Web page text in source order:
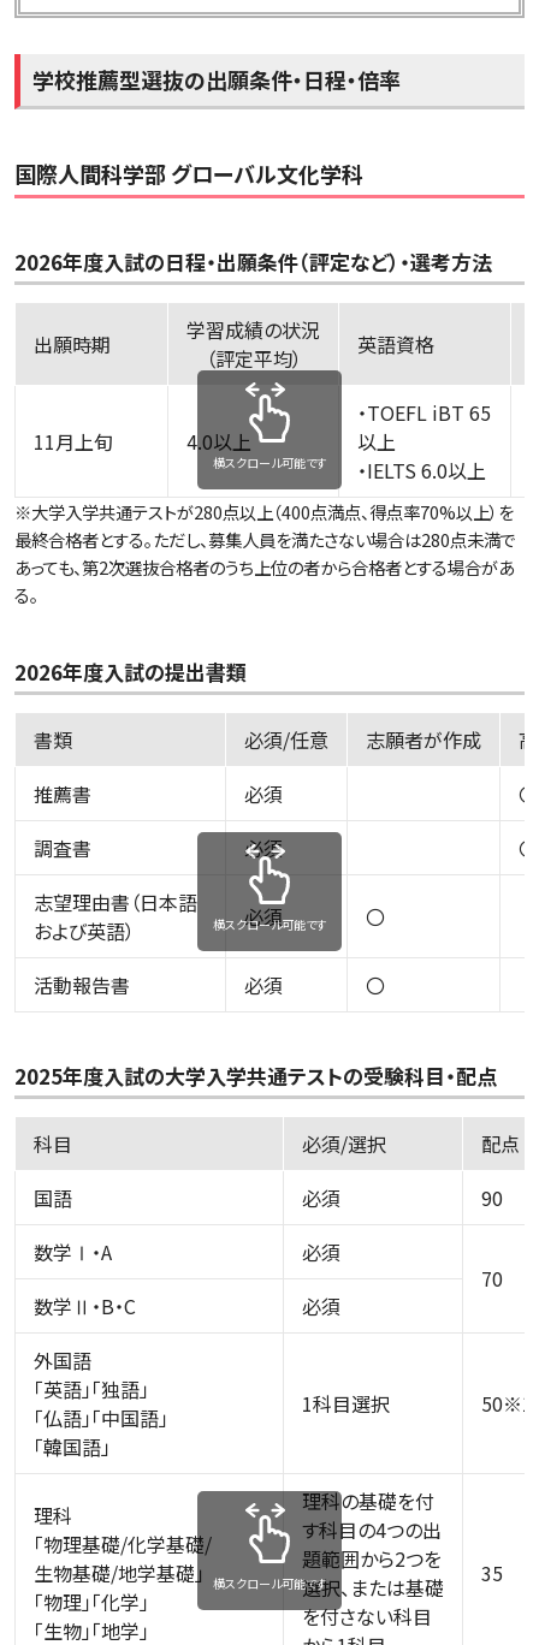
学校推薦型選抜の出願条件・日程・倍率
国際人間科学部 グローバル文化学科
2026年度入試の日程・出願条件（評定など）・選考方法
出願時期
学習成績の状況
（評定平均）
英語資格
11月上旬 4.0以上
・TOEFL iBT 65
以上
・IELTS 6.0以上
横スクロール可能です
※大学入学共通テストが280点以上（400点満点、得点率70%以上）を
最終合格者とする。ただし、募集人員を満たさない場合は280点未満で
あっても、第2次選抜合格者のうち上位の者から合格者とする場合があ
る。
2026年度入試の提出書類
書類 必須/任意 志願者が作成
推薦書
必須
〇
調査書
必須
〇
志望理由書（日本語
および英語）
必須 〇
活動報告書 必須 〇
横スクロール可能です
2025年度入試の大学入学共通テストの受験科目・配点
科目 必須/選択
配
国語
必須
90
数学Ⅰ・A
必須
70
数学Ⅱ・B・C
必須
外国語
「英語」「独語」
「仏語」「中国語」
「韓国語」
1科目選択 50※1
理科
「物理基礎/化学基礎/
生物基礎/地学基礎」
「物理」「化学」
「生物」「地学」
理科の基礎を付
す科目の4つの出
題範囲から2つを
選択、または基礎
を付さない科目
35
横スクロール可能です